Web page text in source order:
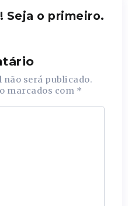
Seja o primeiro.
não será publicado.
marcados com *